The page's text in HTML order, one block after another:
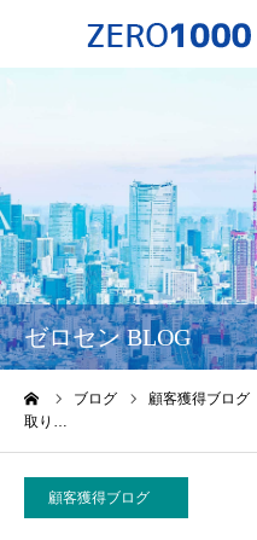
ゼロセン BLOG
ブログ 顧客獲得ブログ
取り…
顧客獲得ブログ
サービス一覧・料金
会社概要